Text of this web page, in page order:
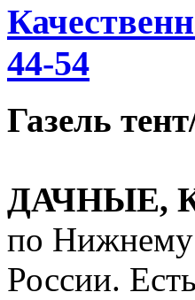
44-54
Газель
ДАЧНЫЕ,
по Нижнему
России.